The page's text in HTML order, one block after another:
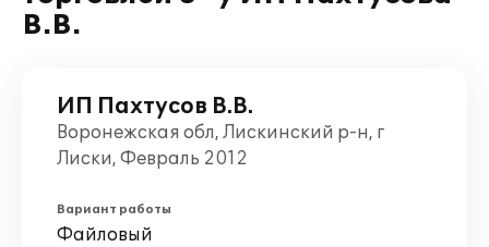
В.В.
ИП Пахтусов В.В.
Воронежская обл, Лискинский р-н, г
Лиски, Февраль 2012
Вариант работы
Файловый